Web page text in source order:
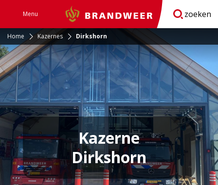
Menu Brandweer zoeken
Home Kazernes Dirkshorn
Kazerne
Dirkshorn